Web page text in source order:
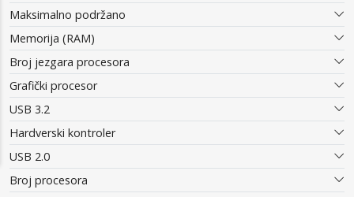
Maksimalno podržano
Memorija (RAM)
Broj jezgara procesora
Grafički procesor
USB 3.2
Hardverski kontroler
USB 2.0
Broj procesora